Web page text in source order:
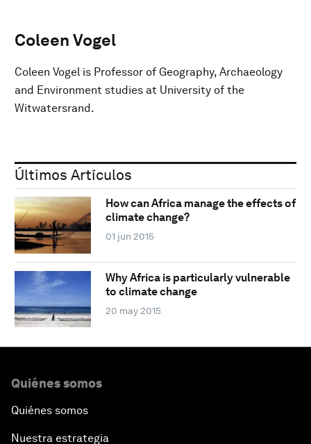
Coleen Vogel
Coleen Vogel is Professor of Geography, Archaeology
and Environment studies at University of the
Witwatersrand.
Últimos Artículos
How can Africa manage the effects of
climate change?
01 jun 2015
Why Africa is particularly vulnerable
to climate change
20 may 2015
Quiénes somos
Quiénes somos
Nuestra estrategia